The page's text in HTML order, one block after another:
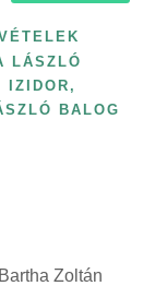
LÁSZLÓ
IZIDOR ,
BALOG
Zoltán